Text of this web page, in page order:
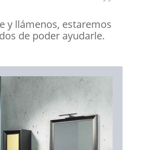
y llámenos, estaremos
de poder ayudarle.